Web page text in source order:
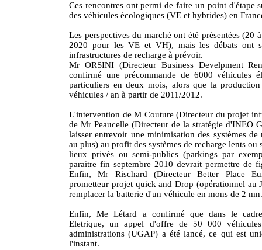
Ces rencontres ont permi de faire un point d'étape
des véhicules écologiques (VE et hybrides) en
Les perspectives du marché ont été présentées (20
2020 pour les VE et VH), mais les débats ont
infrastructures de recharge à prévoir.
Mr ORSINI (Directeur Business Develpment
confirmé une précommande de 6000 véhicules
particuliers en deux mois, alors que la
véhicules / an à partir de 2011/2012.
L'intervention de M Couture (Directeur du projet
de Mr Peaucelle (Directeur de la stratégie d'INEO
laisser entrevoir une minimisation des systèmes de
au plus) au profit des systèmes de recharge lents ou
lieux privés ou semi-publics (parkings par
paraître fin septembre 2010 devrait permettre de
Enfin, Mr Rischard (Directeur Better Place
prometteur projet quick and Drop (opérationnel au
remplacer la batterie d'un véhicule en mons de 2 mn.
Enfin, Me Létard a confirmé que dans le
Eletrique, un appel d'offre de 50 000
administrations (UGAP) a été lancé, ce qui est
l'instant.